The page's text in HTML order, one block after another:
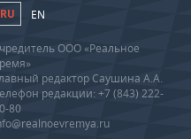
RU EN
ООО «Реальное
редактор Саушина А.А.
редакции: +7 (843) 222-
80